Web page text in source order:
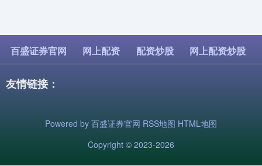
百盛证券官网 网上配资 配资炒股 网上配资炒股
友情链接：
Powered by 百盛证券官网 RSS地图 HTML地图
Copyright © 2023-2026